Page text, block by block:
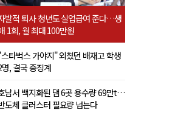
발적 퇴사 청년도 실업급여 준다…생
1회, 월 최대 100만원
타벅스 가야지" 외쳤던 배재고 학생
명, 결국 중징계
남서 백지화된 댐 6곳 용수량 69만t…
도체 클러스터 필요량 넘는다